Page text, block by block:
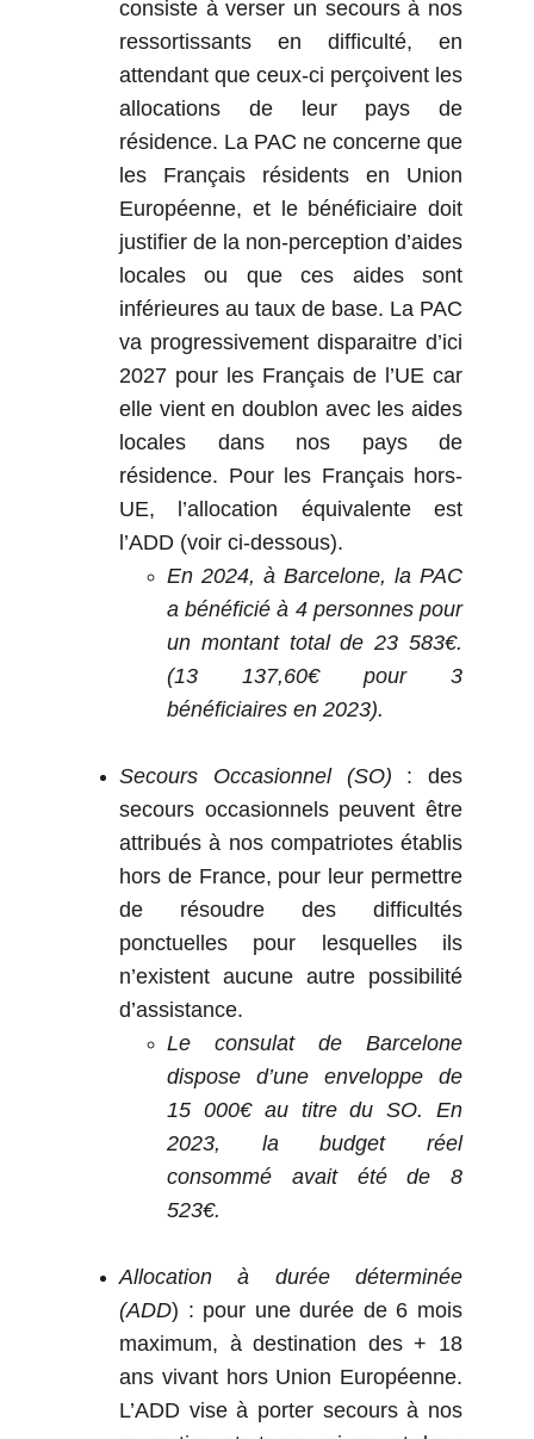
consiste à verser un secours à nos
ressortissants en difficulté, en
attendant que ceux-ci perçoivent les
allocations de leur pays de
résidence. La PAC ne concerne que
les Français résidents en Union
Européenne, et le bénéficiaire doit
justifier de la non-perception d’aides
locales ou que ces aides sont
inférieures au taux de base. La PAC
va progressivement disparaitre d’ici
2027 pour les Français de l’UE car
elle vient en doublon avec les aides
locales dans nos pays de
résidence. Pour les Français hors-
UE, l’allocation équivalente est
l’ADD (voir ci-dessous).
En 2024, à Barcelone, la PAC
a bénéficié à 4 personnes pour
un montant total de 23 583€.
(13 137,60€ pour 3
bénéficiaires en 2023).
Secours Occasionnel (SO) : des
secours occasionnels peuvent être
attribués à nos compatriotes établis
hors de France, pour leur permettre
de résoudre des difficultés
ponctuelles pour lesquelles ils
n’existent aucune autre possibilité
d’assistance.
Le consulat de Barcelone
dispose d’une enveloppe de
15 000€ au titre du SO. En
2023, la budget réel
consommé avait été de 8
523€.
Allocation à durée déterminée
(ADD) : pour une durée de 6 mois
maximum, à destination des + 18
ans vivant hors Union Européenne.
L’ADD vise à porter secours à nos